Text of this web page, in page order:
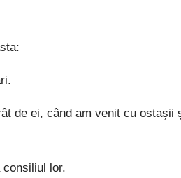
de ei, când am venit cu ostașii
lor.